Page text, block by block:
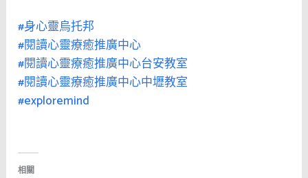
#身心靈烏托邦
#閱讀心靈療癒推廣中心
#閱讀心靈療癒推廣中心台安教室
#閱讀心靈療癒推廣中心中壢教室
#exploremind
相關